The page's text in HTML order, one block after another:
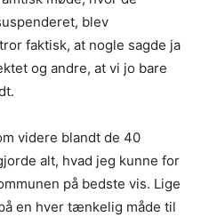
blev
faktisk, at nogle sagde ja
og andre, at vi jo bare
videre blandt de 40
alt, hvad jeg kunne for
på bedste vis. Lige
en hver tænkelig måde til